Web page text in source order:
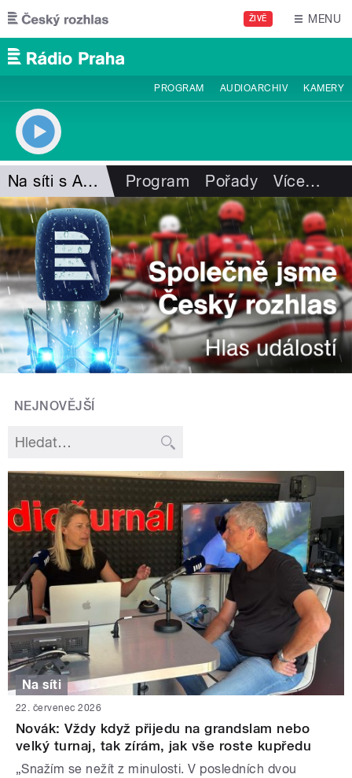
Přejít k hlavnímu obsahu
ŽIVĚ MENU
PROGRAM AUDIOARCHIV KAMERY
Na síti s A. Hlaváčkovou Program Pořady Více…
NEJNOVĚJŠÍ
Na síti
22. červenec 2026
Novák: Vždy když přijedu na grandslam nebo
velký turnaj, tak zírám, jak vše roste kupředu
„Snažím se nežít z minulosti. V posledních dvou